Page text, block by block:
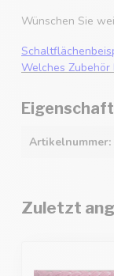
Wünschen Sie
Welches
Artikelnummer:
Zuletzt